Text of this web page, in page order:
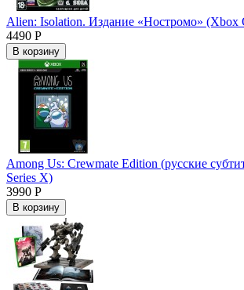
Alien: Isolation. Издание «Ностромо» (Xbox
4490 Р
В корзину
Among Us: Crewmate Edition (русские
Series X)
3990 Р
В корзину